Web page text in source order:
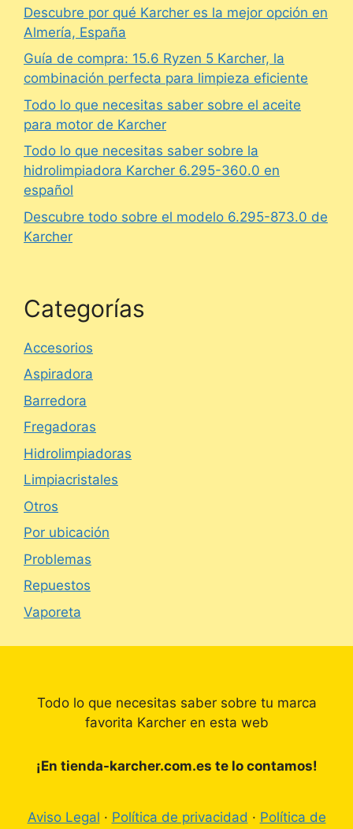
Descubre por qué Karcher es la mejor opción en
Almería, España
Guía de compra: 15.6 Ryzen 5 Karcher, la
combinación perfecta para limpieza eficiente
Todo lo que necesitas saber sobre el aceite
para motor de Karcher
Todo lo que necesitas saber sobre la
hidrolimpiadora Karcher 6.295-360.0 en
español
Descubre todo sobre el modelo 6.295-873.0 de
Karcher
Categorías
Accesorios
Aspiradora
Barredora
Fregadoras
Hidrolimpiadoras
Limpiacristales
Otros
Por ubicación
Problemas
Repuestos
Vaporeta
Todo lo que necesitas saber sobre tu marca
favorita Karcher en esta web
¡En tienda-karcher.com.es te lo contamos!
Aviso Legal · Política de privacidad · Política de